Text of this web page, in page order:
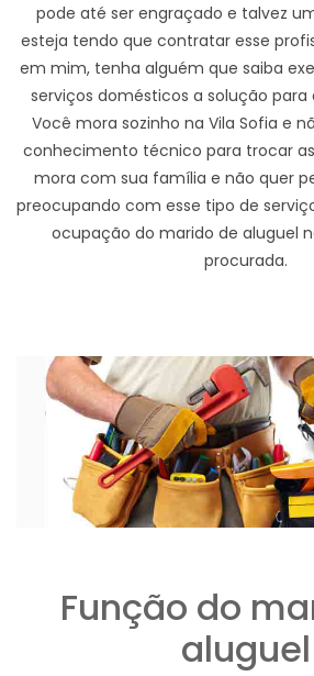
pode até ser engraçado e talvez
esteja tendo que contratar esse
em mim, tenha alguém que saiba
serviços domésticos a solução para
Você mora sozinho na Vila Sofia e
conhecimento técnico para trocar
mora com sua família e não quer
preocupando com esse tipo de
ocupação do marido de aluguel
procurada.
Função do
aluguel